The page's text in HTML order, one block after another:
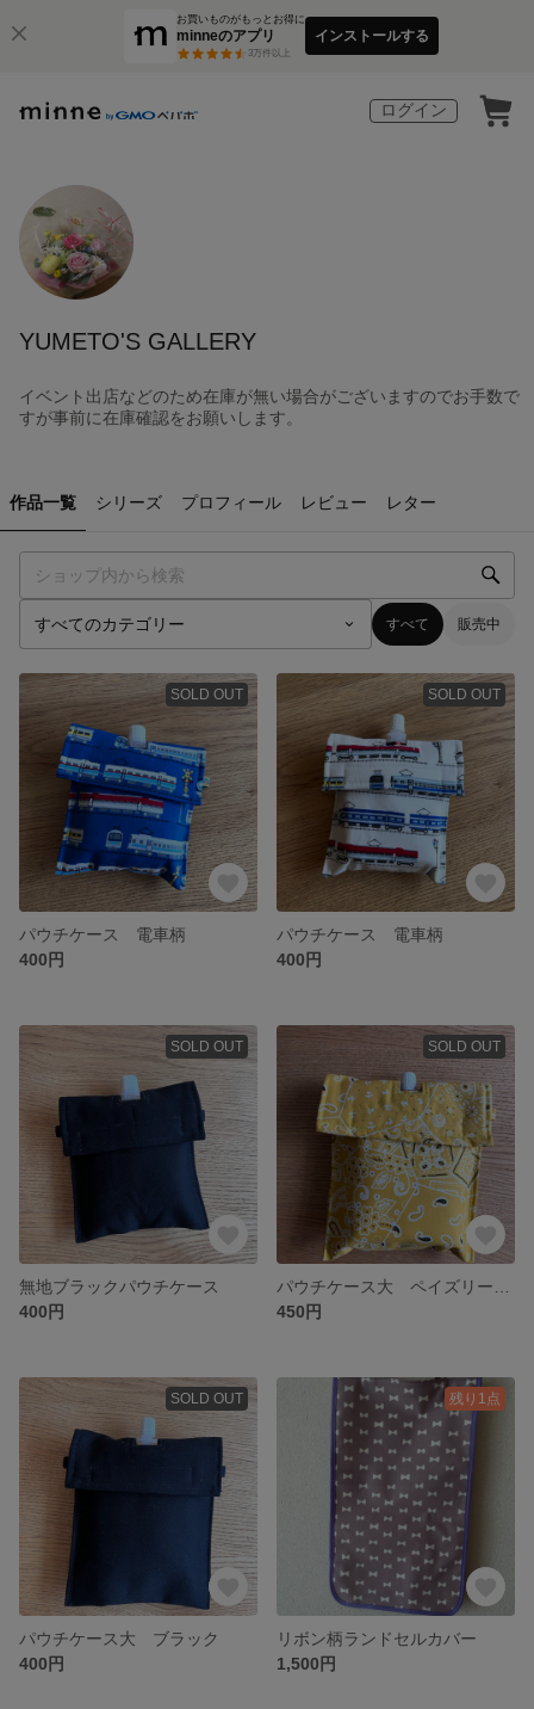
お買いものがもっとお得に
minneのアプリ
3万件以上
インストールする
ログイン
YUMETO'S GALLERY
イベント出店などのため在庫が無い場合がございますのでお手数で
すが事前に在庫確認をお願いします。
作品一覧 シリーズ プロフィール レビュー レター
すべて 販売中
SOLD OUT
パウチケース 電車柄
400円
SOLD OUT
パウチケース 電車柄
400円
SOLD OUT
無地ブラックパウチケース
400円
SOLD OUT
450円
SOLD OUT
パウチケース大 ブラック
400円
残り1点
リボン柄ランドセルカバー
1,500円